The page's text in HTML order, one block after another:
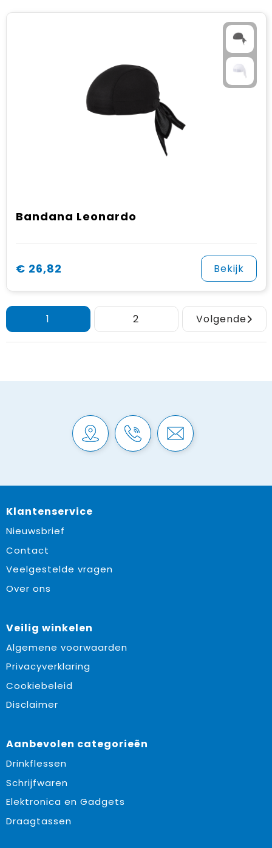
Bandana Leonardo
€ 26,82 Bekijk
1 2 Volgende
Klantenservice
Nieuwsbrief
Contact
Veelgestelde vragen
Over ons
Veilig winkelen
Algemene voorwaarden
Privacyverklaring
Cookiebeleid
Disclaimer
Aanbevolen categorieën
Drinkflessen
Schrijfwaren
Elektronica en Gadgets
Draagtassen